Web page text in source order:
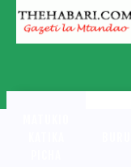
Skip
content